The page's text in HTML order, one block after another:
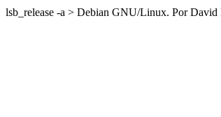
lsb_release -a > Debian GNU/Linux. Por